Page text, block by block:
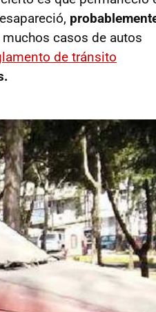
casos de autos
de tránsito